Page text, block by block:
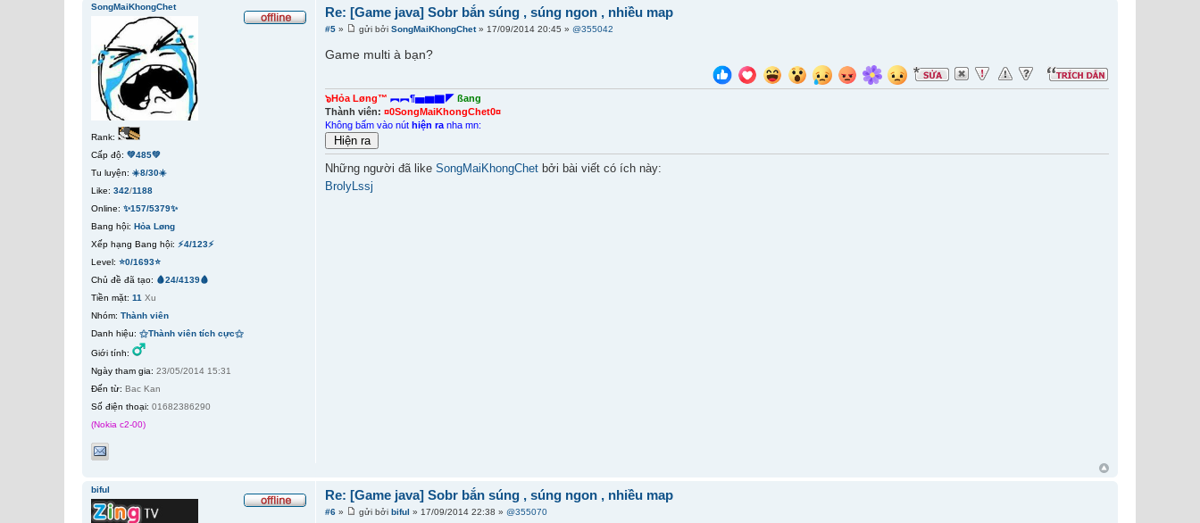
Re: [Game java] Sobr bắn súng , súng ngon , nhiều map
#5 » gửi bởiSongMaiKhongChet» 17/09/2014 20:45 »@355042
Game multi à bạn?
๖Hỏa Løng™ ︻︻¶▅▆▇◤ ßang
Thành viên: ¤0SongMaiKhongChet0¤
Không bấm vào núthiện ra nha mn:
Những người đã likeSongMaiKhongChet bởi bài viết có ích này:
BrolyLssj
SongMaiKhongChet
Rank:
Cấp độ: 💚485💚
Tu luyện: ☀️8/30☀️
Like: 342/1188
Online: ✨157/5379✨
Bang hội: Hỏa Løng
Xếp hạng Bang hội: ⚡4/123⚡
Level: ⭐0/1693⭐
Chủ đề đã tạo: 🩸24/4139🩸
Tiền mặt: 11 Xu
Nhóm: Thành viên
Danh hiệu: ⚝Thành viên tích cực⚝
Giới tính:
Ngày tham gia: 23/05/2014 15:31
Đến từ: Bac Kan
Số điện thoại: 01682386290
(Nokia c2-00)
Re: [Game java] Sobr bắn súng , súng ngon , nhiều map
#6 » gửi bởibiful » 17/09/2014 22:38 »@355070
biful